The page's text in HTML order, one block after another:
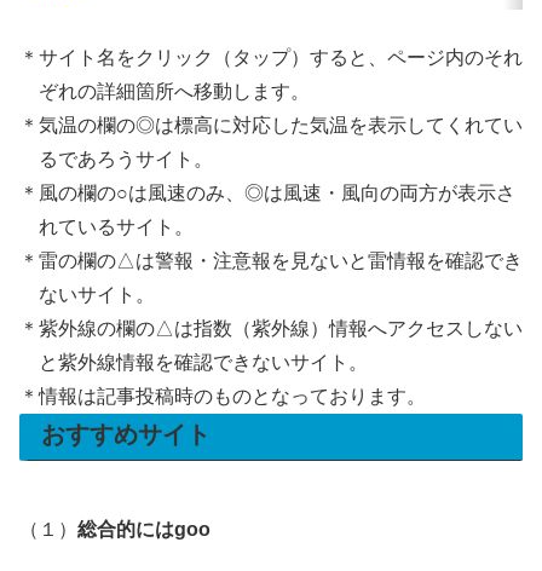
＊サイト名をクリック（タップ）すると、ページ内のそれ
ぞれの詳細箇所へ移動します。
＊気温の欄の◎は標高に対応した気温を表示してくれてい
るであろうサイト。
＊風の欄の○は風速のみ、◎は風速・風向の両方が表示さ
れているサイト。
＊雷の欄の△は警報・注意報を見ないと雷情報を確認でき
ないサイト。
＊紫外線の欄の△は指数（紫外線）情報へアクセスしない
と紫外線情報を確認できないサイト。
＊情報は記事投稿時のものとなっております。
おすすめサイト
（１） 総合的にはgoo